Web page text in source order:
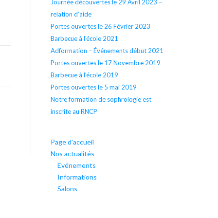
Journée découvertes le 29 Avril 2023 –
relation d’aide
Portes ouvertes le 26 Février 2023
Barbecue à l’école 2021
Adformation – Événements début 2021
Portes ouvertes le 17 Novembre 2019
Barbecue à l’école 2019
Portes ouvertes le 5 mai 2019
Notre formation de sophrologie est
inscrite au RNCP
Page d’accueil
Nos actualités
Evénements
Informations
Salons